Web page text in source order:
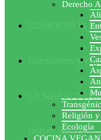
COMENZÓ EL
Coronavirus y
LA MAFIA
biólogo francés
Derecho
Religión
Ecología